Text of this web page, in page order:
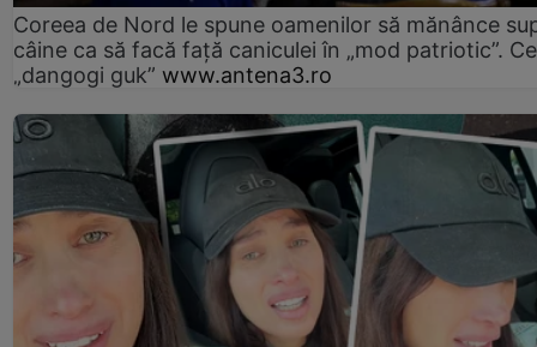
Coreea de Nord le spune oamenilor să mănânce
câine ca să facă față caniculei în „mod patriotic”.
„dangogi guk” www.antena3.ro